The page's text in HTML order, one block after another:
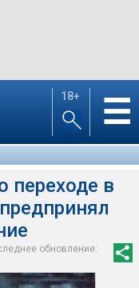
18+ ☰
переходе в
обновление: